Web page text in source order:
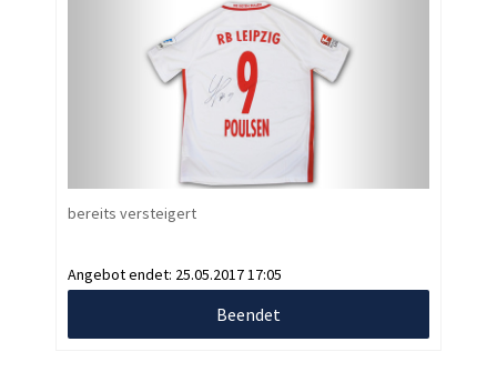
bereits versteigert
Angebot endet: 25.05.2017 17:05
Beendet